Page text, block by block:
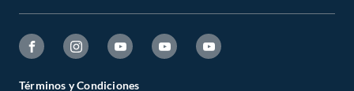
Términos y Condiciones